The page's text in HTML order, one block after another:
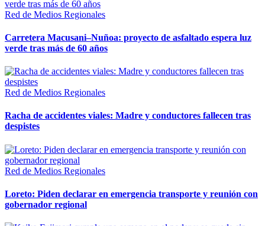
Red de Medios Regionales
Carretera Macusani–Nuñoa: proyecto de asfaltado espera luz
verde tras más de 60 años
Red de Medios Regionales
Racha de accidentes viales: Madre y conductores fallecen tras
despistes
Red de Medios Regionales
Loreto: Piden declarar en emergencia transporte y reunión con
gobernador regional